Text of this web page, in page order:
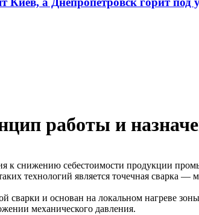
работы и
к снижению себестоимости продукции
технологий является точечная сварка
сварки и основан на локальном нагреве
механического давления.